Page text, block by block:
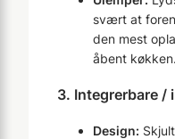
svært at
den mest
åbent køkken.
3. Integrerbare
Design: